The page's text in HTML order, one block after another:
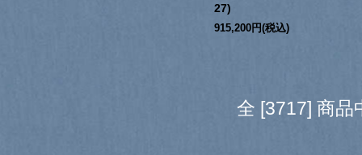
27)
915,200円(税込)
全 [3717] 商